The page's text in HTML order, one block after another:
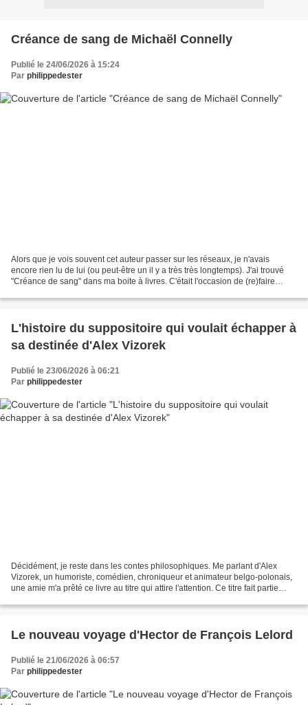
Créance de sang de Michaël Connelly
Publié le 24/06/2026 à 15:24
Par philippedester
Alors que je vois souvent cet auteur passer sur les réseaux, je n'avais
encore rien lu de lui (ou peut-être un il y a très très longtemps). J'ai trouvé
"Créance de sang" dans ma boite à livres. C'était l'occasion de (re)faire
L'histoire du suppositoire qui voulait échapper à
sa destinée d'Alex Vizorek
Publié le 23/06/2026 à 06:21
Par philippedester
Décidément, je reste dans les contes philosophiques. Me parlant d'Alex
Vizorek, un humoriste, comédien, chroniqueur et animateur belgo-polonais,
une amie m'a prêté ce livre au titre qui attire l'attention. Ce titre fait partie
Le nouveau voyage d'Hector de François Lelord
Publié le 21/06/2026 à 06:57
Par philippedester